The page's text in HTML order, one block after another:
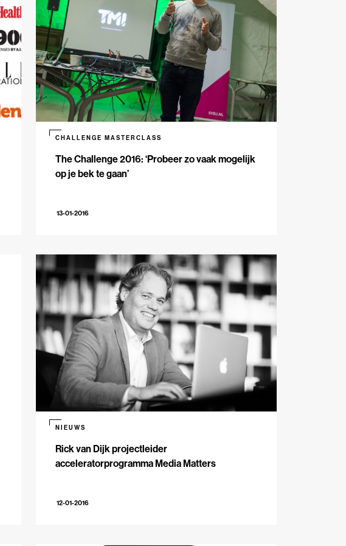
The Challenge 2016: ‘Probeer zo vaak mogelijk
op je bek te gaan’
CHALLENGE MASTERCLASS
13-01-2016
Rick van Dijk projectleider
acceleratorprogramma Media Matters
NIEUWS
12-01-2016